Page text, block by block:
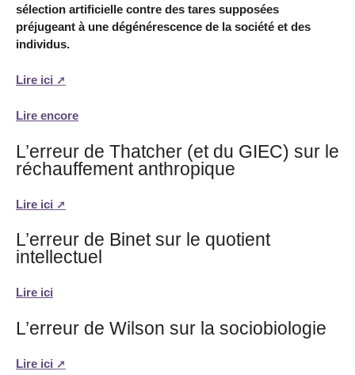
sélection artificielle contre des tares supposées
préjugeant à une dégénérescence de la société et des
individus.
Lire ici
Lire encore
L’erreur de Thatcher (et du GIEC) sur le
réchauffement anthropique
Lire ici
L’erreur de Binet sur le quotient
intellectuel
Lire ici
L’erreur de Wilson sur la sociobiologie
Lire ici